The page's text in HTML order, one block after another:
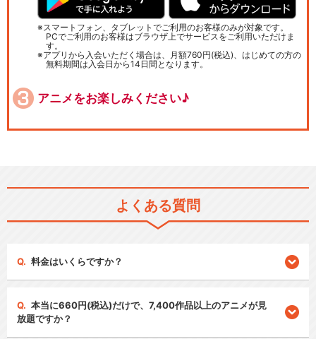
スマートフォン、タブレットでご利用のお客様のみが対象です。
PCでご利用のお客様はブラウザ上でサービスをご利用いただけま
す。
アプリから入会いただく場合は、月額760円(税込)、はじめての方の
無料期間は入会日から14日間となります。
アニメをお楽しみください♪
よくある質問
料金はいくらですか？
本当に660円(税込)だけで、7,400作品以上のアニメが見
放題ですか？